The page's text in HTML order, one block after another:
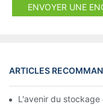
ENVOYER UNE
ARTICLES
L'avenir du